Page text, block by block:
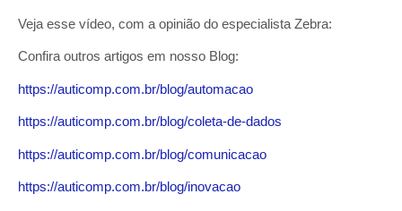
Veja esse vídeo, com a opinião do especialista Zebra:
Confira outros artigos em nosso Blog:
https://auticomp.com.br/blog/automacao
https://auticomp.com.br/blog/coleta-de-dados
https://auticomp.com.br/blog/comunicacao
https://auticomp.com.br/blog/inovacao